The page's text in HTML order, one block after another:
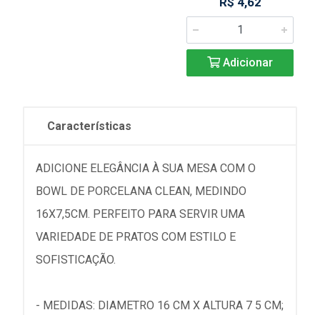
Adicionar
Características
ADICIONE ELEGÂNCIA À SUA MESA COM O
BOWL DE PORCELANA CLEAN, MEDINDO
16X7,5CM. PERFEITO PARA SERVIR UMA
VARIEDADE DE PRATOS COM ESTILO E
SOFISTICAÇÃO.
- MEDIDAS: DIAMETRO 16 CM X ALTURA 7 5 CM;